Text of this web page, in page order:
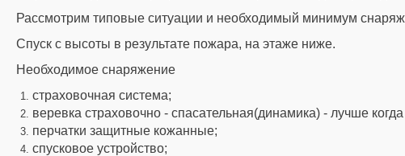
Рассмотрим типовые ситуации и необходимый минимум
Спуск с высоты в результате пожара, на этаже ниже.
Необходимое снаряжение
страховочная система;
веревка страховочно - спасательная(динамика) - лучше
перчатки защитные кожанные;
спусковое устройство;